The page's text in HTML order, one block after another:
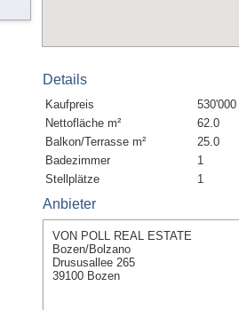
Details
Kaufpreis
530'000
Nettofläche m²
62.0
Balkon/Terrasse m²
25.0
Badezimmer
1
Stellplätze
1
Anbieter
VON POLL REAL ESTATE
Bozen/Bolzano
Drususallee 265
39100 Bozen